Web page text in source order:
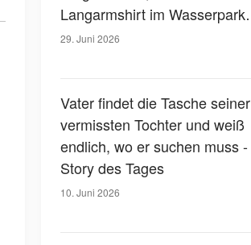
Langarmshirt im Wasserpark
auszuziehen – als unser 9-
schockierende Wahrheit
29. Juni 2026
Vater findet die Tasche seiner
vermissten Tochter und weiß
endlich, wo er suchen muss -
Story des Tages
10. Juni 2026